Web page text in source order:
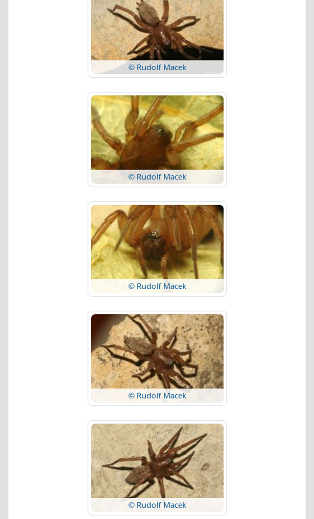
© Rudolf Macek
© Rudolf Macek
© Rudolf Macek
© Rudolf Macek
© Rudolf Macek